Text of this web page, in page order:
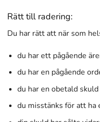
Rätt till radering:
Du har rätt att när som
du har ett pågående
du har en pågående
du har en obetald
du misstänks för att ha